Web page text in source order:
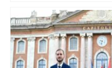
revendiquant surtout
mouvement, vif et
Décryptage. Série (4 / 10)